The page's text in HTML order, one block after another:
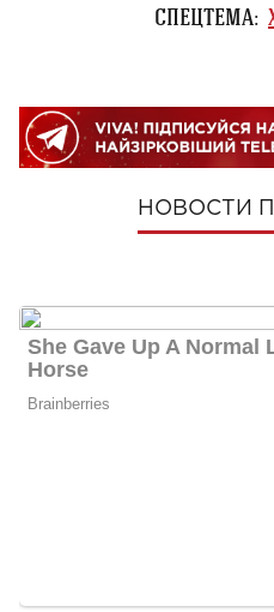
СПЕЦТЕМА:
НОВОСТИ